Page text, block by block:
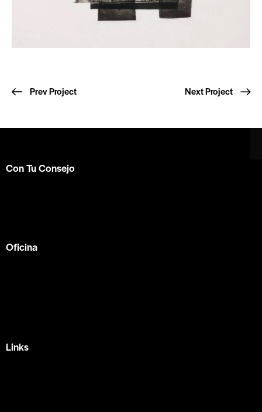
Prev Project Next Project
Con Tu Consejo
Oficina
Links